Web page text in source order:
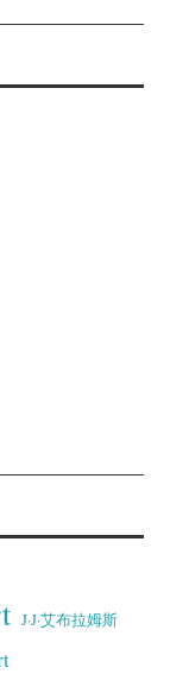
J·J·艾布拉姆斯